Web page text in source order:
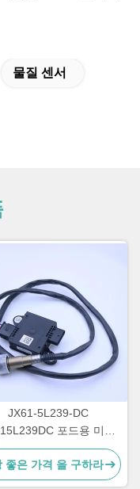
물질 센서
JX61-5L239-DC
포드용 미세
입자 PM 센서
좋은 가격 을 구하라